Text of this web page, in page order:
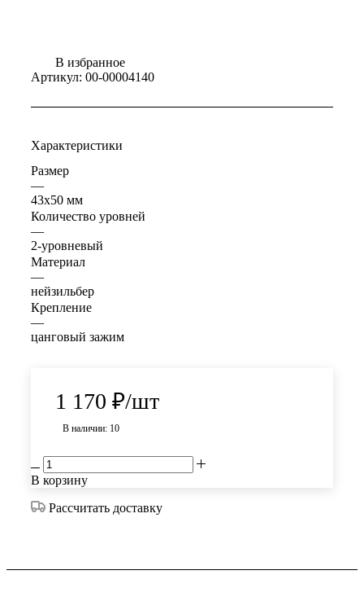
В избранное
Артикул: 00-00004140
Характеристики
Размер
—
43х50 мм
Количество уровней
—
2-уровневый
Материал
—
нейзильбер
Крепление
—
цанговый зажим
1 170 ₽/шт
В наличии: 10
В корзину
Рассчитать доставку